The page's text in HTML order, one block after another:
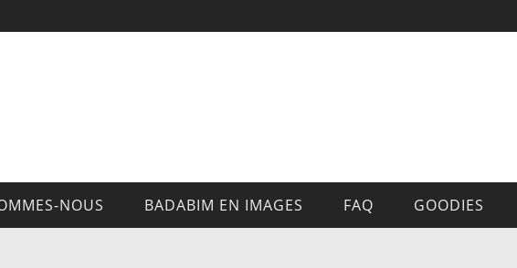
NOUS BADABIM EN IMAGES FAQ GOODIES